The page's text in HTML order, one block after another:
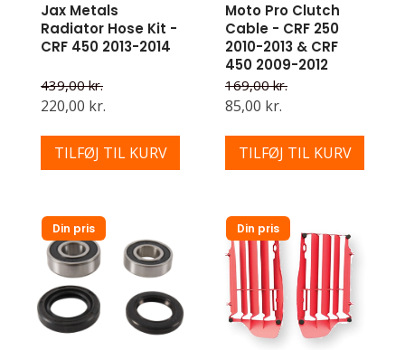
Jax Metals
Radiator Hose Kit -
CRF 450 2013-2014
439,00 kr.
220,00 kr.
TILFØJ TIL KURV
Moto Pro Clutch
Cable - CRF 250
2010-2013 & CRF
450 2009-2012
169,00 kr.
85,00 kr.
TILFØJ TIL KURV
Din pris Din pris